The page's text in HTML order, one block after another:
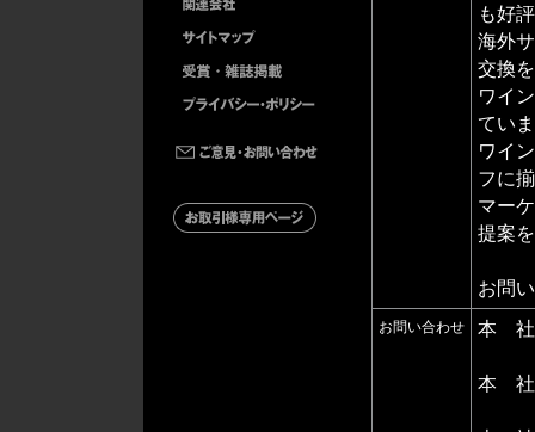
も好
海外
交換
ワイ
てい
ワイ
フに
マー
提案
お問
お問い合わせ
本 社
本 社